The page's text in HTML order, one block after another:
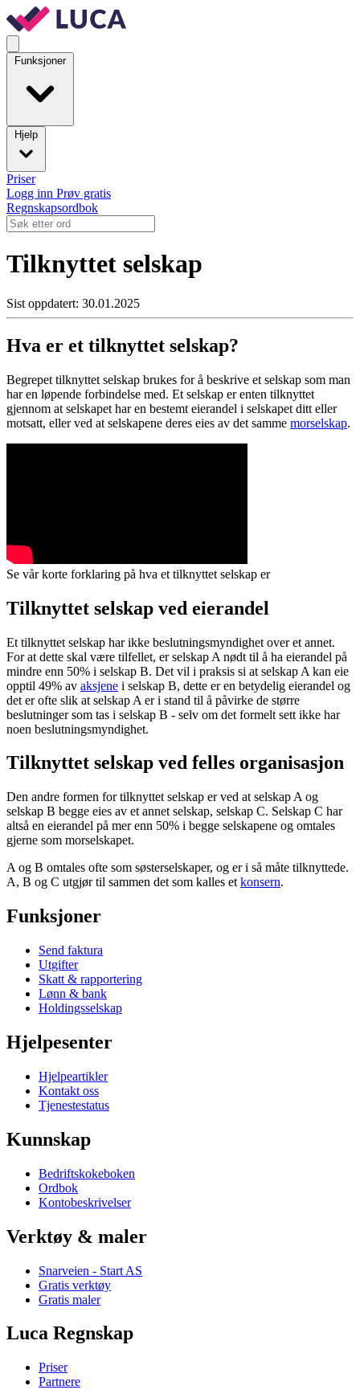
Funksjoner
Hjelp
Priser
Logg inn Prøv gratis
Regnskapsordbok
Tilknyttet selskap
Sist oppdatert: 30.01.2025
Hva er et tilknyttet selskap?
Begrepet tilknyttet selskap brukes for å beskrive et selskap som man
har en løpende forbindelse med. Et selskap er enten tilknyttet
gjennom at selskapet har en bestemt eierandel i selskapet ditt eller
motsatt, eller ved at selskapene deres eies av det samme morselskap.
Se vår korte forklaring på hva et tilknyttet selskap er
Tilknyttet selskap ved eierandel
Et tilknyttet selskap har ikke beslutningsmyndighet over et annet.
For at dette skal være tilfellet, er selskap A nødt til å ha eierandel på
mindre enn 50% i selskap B. Det vil i praksis si at selskap A kan eie
opptil 49% av aksjene i selskap B, dette er en betydelig eierandel og
det er ofte slik at selskap A er i stand til å påvirke de større
beslutninger som tas i selskap B - selv om det formelt sett ikke har
noen beslutningsmyndighet.
Tilknyttet selskap ved felles organisasjon
Den andre formen for tilknyttet selskap er ved at selskap A og
selskap B begge eies av et annet selskap, selskap C. Selskap C har
altså en eierandel på mer enn 50% i begge selskapene og omtales
gjerne som morselskapet.
A og B omtales ofte som søsterselskaper, og er i så måte tilknyttede.
A, B og C utgjør til sammen det som kalles et konsern.
Funksjoner
Send faktura
Utgifter
Skatt & rapportering
Lønn & bank
Holdingsselskap
Hjelpesenter
Hjelpeartikler
Kontakt oss
Tjenestestatus
Kunnskap
Bedriftskokeboken
Ordbok
Kontobeskrivelser
Verktøy & maler
Snarveien - Start AS
Gratis verktøy
Gratis maler
Luca Regnskap
Priser
Partnere